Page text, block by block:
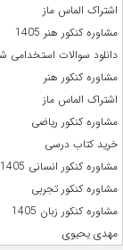
اشتراک الماس ماز
مشاوره کنکور هنر 1405
دانلود سوالات
مشاوره کنکور هنر
اشتراک الماس ماز
مشاوره کنکور ریاضی
خرید کتاب درسی
مشاوره کنکور انسانی 1405
مشاوره کنکور تجربی
مشاوره کنکور زبان 1405
مهدی یحیوی